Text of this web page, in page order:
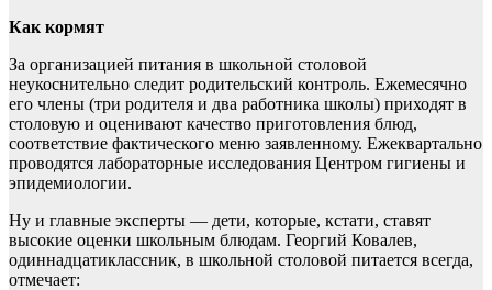
Как кормят
За организацией питания в школьной столовой
неукоснительно следит родительский контроль. Ежемесячно
его члены (три родителя и два работника школы) приходят в
столовую и оценивают качество приготовления блюд,
соответствие фактического меню заявленному. Ежеквартально
проводятся лабораторные исследования Центром гигиены и
эпидемиологии.
Ну и главные эксперты — дети, которые, кстати, ставят
высокие оценки школьным блюдам. Георгий Ковалев,
одиннадцатиклассник, в школьной столовой питается всегда,
отмечает: